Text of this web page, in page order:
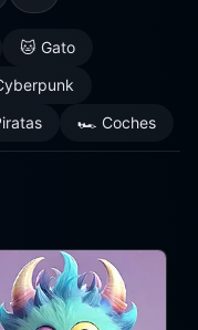
🐱 Gato
🏎️ Coches